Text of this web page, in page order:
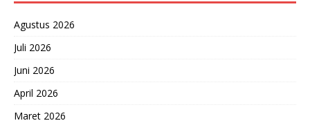
Agustus 2026
Juli 2026
Juni 2026
April 2026
Maret 2026